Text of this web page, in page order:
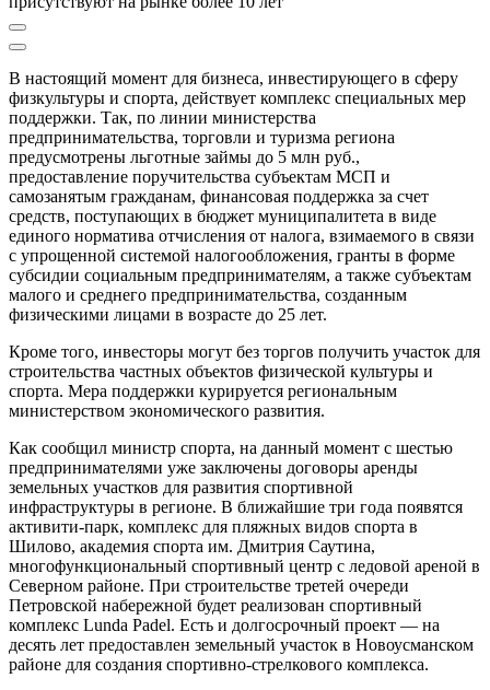
В настоящий момент для бизнеса, инвестирующего в сферу
физкультуры и спорта, действует комплекс специальных мер
поддержки. Так, по линии министерства
предпринимательства, торговли и туризма региона
предусмотрены льготные займы до 5 млн руб.,
предоставление поручительства субъектам МСП и
самозанятым гражданам, финансовая поддержка за счет
средств, поступающих в бюджет муниципалитета в виде
единого норматива отчисления от налога, взимаемого в связи
с упрощенной системой налогообложения, гранты в форме
субсидии социальным предпринимателям, а также субъектам
малого и среднего предпринимательства, созданным
физическими лицами в возрасте до 25 лет.
Кроме того, инвесторы могут без торгов получить участок для
строительства частных объектов физической культуры и
спорта. Мера поддержки курируется региональным
министерством экономического развития.
Как сообщил министр спорта, на данный момент с шестью
предпринимателями уже заключены договоры аренды
земельных участков для развития спортивной
инфраструктуры в регионе. В ближайшие три года появятся
активити-парк, комплекс для пляжных видов спорта в
Шилово, академия спорта им. Дмитрия Саутина,
многофункциональный спортивный центр с ледовой ареной в
Северном районе. При строительстве третей очереди
Петровской набережной будет реализован спортивный
комплекс Lunda Padel. Есть и долгосрочный проект — на
десять лет предоставлен земельный участок в Новоусманском
районе для создания спортивно-стрелкового комплекса.